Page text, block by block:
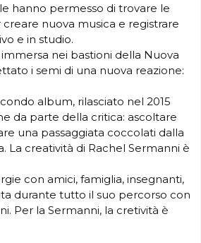
hanno permesso di trovare le
creare nuova musica e registrare
e in studio.
nei bastioni della Nuova
i semi di una nuova reazione:
album, rilasciato nel 2015
da parte della critica: ascoltare
una passaggiata coccolati dalla
La creatività di Rachel Sermanni è
con amici, famiglia, insegnanti,
durante tutto il suo percorso con
Per la Sermanni, la cretività è